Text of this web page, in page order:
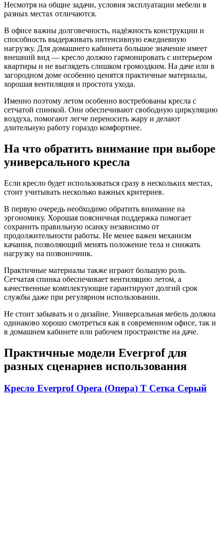
Несмотря на общие задачи, условия эксплуатации мебели в
разных местах отличаются.
В офисе важны долговечность, надёжность конструкции и
способность выдерживать интенсивную ежедневную
нагрузку. Для домашнего кабинета большое значение имеет
внешний вид — кресло должно гармонировать с интерьером
квартиры и не выглядеть слишком громоздким. На даче или в
загородном доме особенно ценятся практичные материалы,
хорошая вентиляция и простота ухода.
Именно поэтому летом особенно востребованы кресла с
сетчатой спинкой. Они обеспечивают свободную циркуляцию
воздуха, помогают легче переносить жару и делают
длительную работу гораздо комфортнее.
На что обратить внимание при выборе
универсального кресла
Если кресло будет использоваться сразу в нескольких местах,
стоит учитывать несколько важных критериев.
В первую очередь необходимо обратить внимание на
эргономику. Хорошая поясничная поддержка помогает
сохранить правильную осанку независимо от
продолжительности работы. Не менее важен механизм
качания, позволяющий менять положение тела и снижать
нагрузку на позвоночник.
Практичные материалы также играют большую роль.
Сетчатая спинка обеспечивает вентиляцию летом, а
качественные комплектующие гарантируют долгий срок
службы даже при регулярном использовании.
Не стоит забывать и о дизайне. Универсальная мебель должна
одинаково хорошо смотреться как в современном офисе, так и
в домашнем кабинете или рабочем пространстве на даче.
Практичные модели Everprof для
разных сценариев использования
Кресло Everprof Opera (Опера) T Сетка Серый